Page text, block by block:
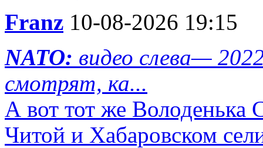
Franz 10-08-2026 19:15
NATO: видео слева—
смотрят, ка...
А вот тот же Володенька
Читой и Хабаровском